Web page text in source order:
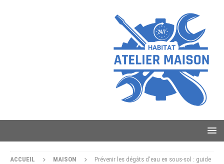
ACCUEIL MAISON
Prévenir les dégâts d’eau en sous-sol : guide